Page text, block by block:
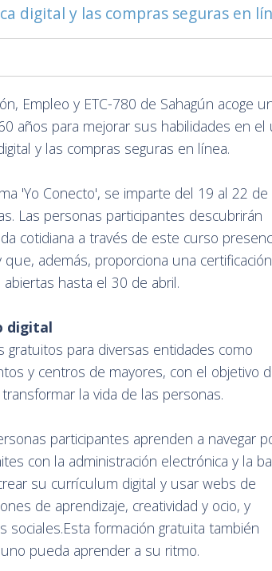
digital y las compras seguras en
Empleo y ETC-780 de Sahagún acoge
años para mejorar sus habilidades en el
y las compras seguras en línea.
'Yo Conecto', se imparte del 19 al 22 de
Las personas participantes descubrirán
cotidiana a través de este curso
además, proporciona una
hasta el 30 de abril.
digital
gratuitos para diversas entidades como
y centros de mayores, con el objetivo
la vida de las personas.
participantes aprenden a navegar
con la administración electrónica y la
su currículum digital y usar webs de
de aprendizaje, creatividad y ocio, y
sociales.Esta formación gratuita también
pueda aprender a su ritmo.